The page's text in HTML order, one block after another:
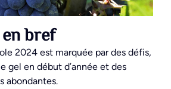
bref
2024 est marquée par des défis,
gel en début d’année et des
abondantes.